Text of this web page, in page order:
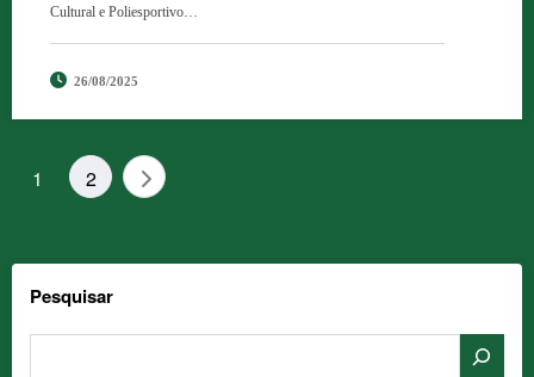
Cultural e Poliesportivo…
26/08/2025
Paginação
1 2
Pesquisar